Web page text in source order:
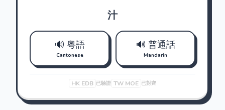
汁
🔊 粵語
Cantonese
🔊 普通話
Mandarin
HK EDB 已驗證 TW MOE 已對齊